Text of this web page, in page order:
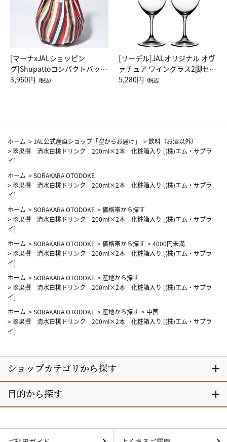
[マーナxJALショッピン
グ]Shupattoコンパクトバッグ
Drop JAL客室乗務員（LC）ス
3,960円 （税込）
[リーデル]JALオリジナル オヴ
ァチュア ワイングラス2脚セッ
ト（レッドワイン）
5,280円 （税込）
ホーム >JAL公式産直ショップ「空からお届け」 >飲料（お酒以外）
>翠果撰 清水白桃ドリンク 200ml×2本 化粧箱入り [(株)エム・サプラ
イ]
ホーム >SORAKARA OTODOKE
>翠果撰 清水白桃ドリンク 200ml×2本 化粧箱入り [(株)エム・サプラ
イ]
ホーム >SORAKARA OTODOKE >価格帯から探す
>翠果撰 清水白桃ドリンク 200ml×2本 化粧箱入り [(株)エム・サプラ
イ]
ホーム >SORAKARA OTODOKE >価格帯から探す >4000円未満
>翠果撰 清水白桃ドリンク 200ml×2本 化粧箱入り [(株)エム・サプラ
イ]
ホーム >SORAKARA OTODOKE >産地から探す
>翠果撰 清水白桃ドリンク 200ml×2本 化粧箱入り [(株)エム・サプラ
イ]
ホーム >SORAKARA OTODOKE >産地から探す > 中国
>翠果撰 清水白桃ドリンク 200ml×2本 化粧箱入り [(株)エム・サプラ
イ]